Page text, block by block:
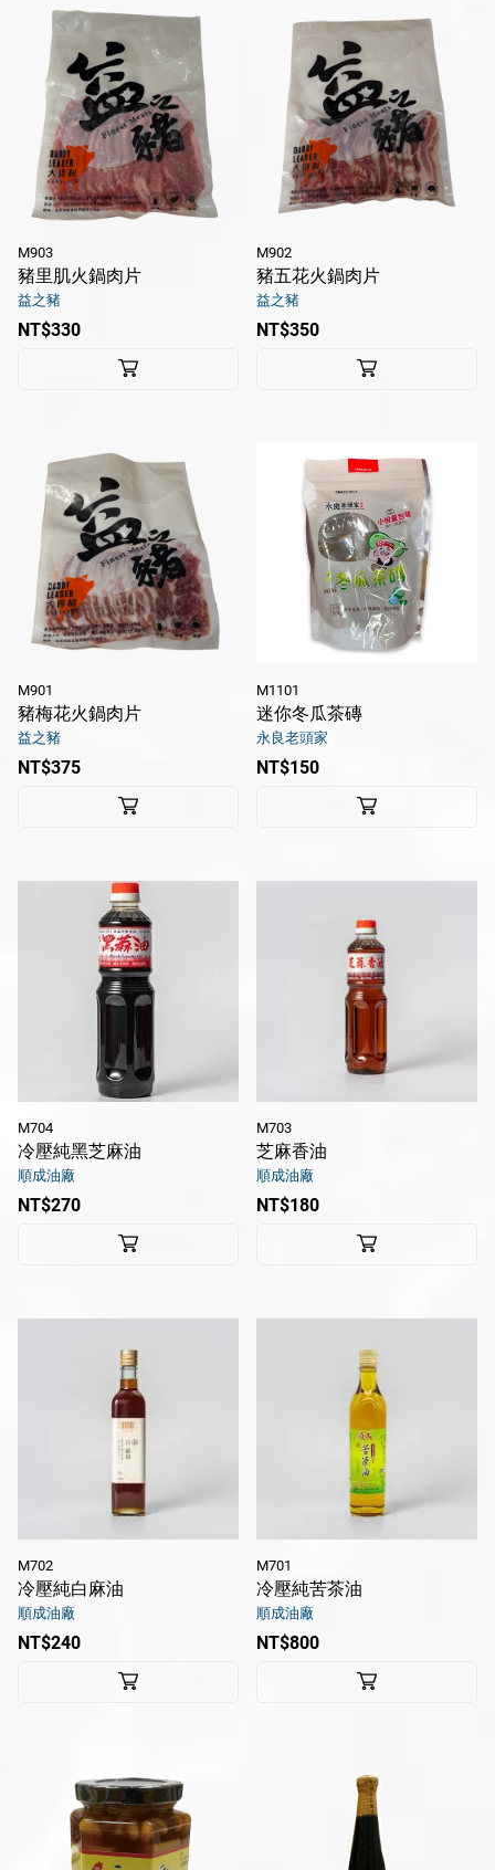
M903
豬里肌火鍋肉片
益之豬
NT$330
M902
豬五花火鍋肉片
益之豬
NT$350
M901
豬梅花火鍋肉片
益之豬
NT$375
M1101
迷你冬瓜茶磚
永良老頭家
NT$150
M704
冷壓純黑芝麻油
順成油廠
NT$270
M703
芝麻香油
順成油廠
NT$180
M702
冷壓純白麻油
順成油廠
NT$240
M701
冷壓純苦茶油
順成油廠
NT$800